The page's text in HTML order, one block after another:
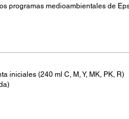
programas medioambientales de
iniciales (240 ml C, M, Y, MK, PK, R)